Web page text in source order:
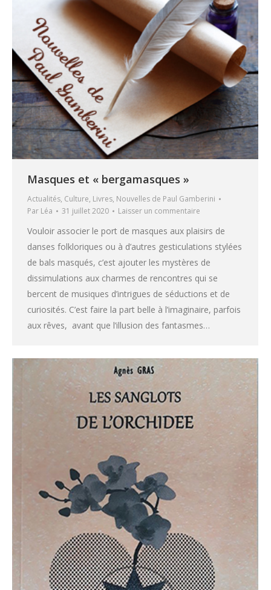
Masques et « bergamasques »
Actualités, Culture, Livres, Nouvelles de Paul Gamberini
Par Léa 31 juillet 2020 Laisser un commentaire
Vouloir associer le port de masques aux plaisirs de
danses folkloriques ou à d’autres gesticulations stylées
de bals masqués, c’est ajouter les mystères de
dissimulations aux charmes de rencontres qui se
bercent de musiques d’intrigues de séductions et de
curiosités. C’est faire la part belle à l’imaginaire, parfois
aux rêves, avant que l’illusion des fantasmes…